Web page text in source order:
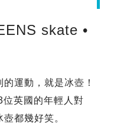
skate •
運動，就是冰壺！
英國的年輕人對
都幾好笑。